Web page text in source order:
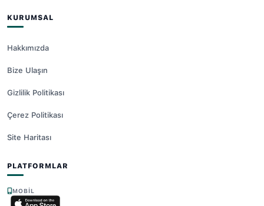
KURUMSAL
Hakkımızda
Bize Ulaşın
Gizlilik Politikası
Çerez Politikası
Site Haritası
PLATFORMLAR
MOBIL